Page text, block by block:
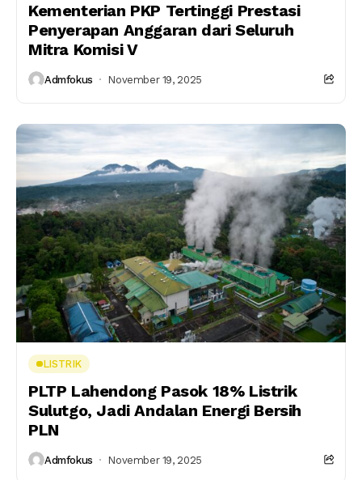
Kementerian PKP Tertinggi Prestasi
Penyerapan Anggaran dari Seluruh
Mitra Komisi V
Admfokus November 19, 2025
LISTRIK
PLTP Lahendong Pasok 18% Listrik
Sulutgo, Jadi Andalan Energi Bersih
PLN
Admfokus November 19, 2025